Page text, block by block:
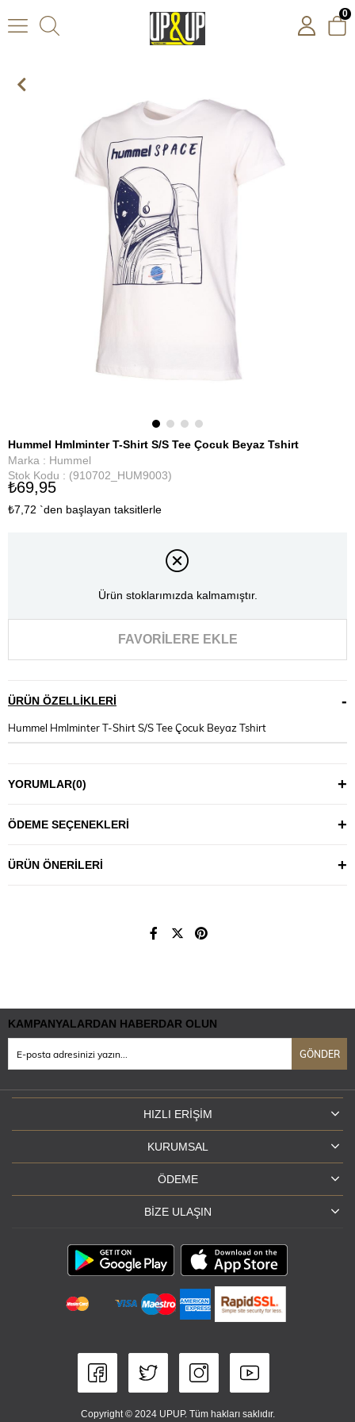
0
Hummel Hmlminter T-Shirt S/S Tee Çocuk Beyaz Tshirt
Marka : Hummel
Stok Kodu
(910702_HUM9003)
₺69,95
₺7,72 `den başlayan taksitlerle
Ürün stoklarımızda kalmamıştır.
FAVORILERE EKLE
ÜRÜN ÖZELLIKLERI
Hummel Hmlminter T-Shirt S/S Tee Çocuk Beyaz Tshirt
YORUMLAR(0)
ÖDEME SEÇENEKLERI
ÜRÜN ÖNERILERI
KAMPANYALARDAN HABERDAR OLUN
GÖNDER
HIZLI ERIŞIM
KURUMSAL
ÖDEME
BIZE ULAŞIN
Copyright © 2024 UPUP. Tüm hakları saklıdır.